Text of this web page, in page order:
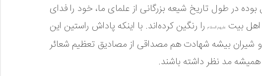
در طول تاریخ شیعه بزرگانی از علمای ما، خود را فدای
بیت علیهم السلام را رنگین کرده‌اند. با اینکه پاداش راستین این
شیران بیشه شهادت هم مصداقی از مصادیق تعظیم شعائر
مد نظر داشته باشند.